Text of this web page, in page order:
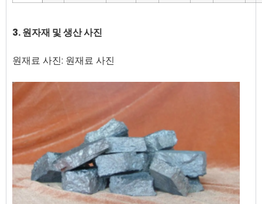
3. 원자재 및 생산 사진
원재료 사진: 원재료 사진